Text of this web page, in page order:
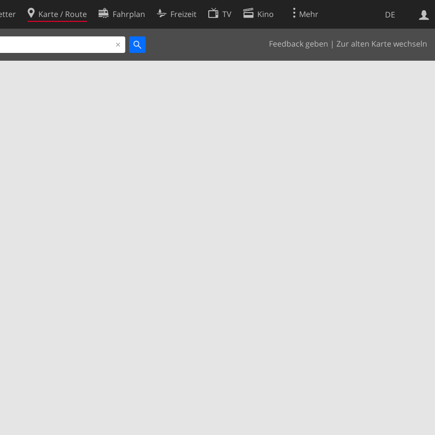
DE
Karte / Route Fahrplan Freizeit TV Kino Mehr
Feedback geben | Zur alten Karte wechseln
Websuche
Cookie-Richtlinie
Cookie-Einstellungen